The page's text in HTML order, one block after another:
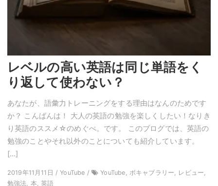
レベルの高い英語は同じ単語をく
り返して使わない？
あなたが、語彙力トレーニングをする理由はなんのためです
か？ こんばんは！ 大人の英語の勉強を楽しくしたい！なりき
り英語のススメ☆のめぐぺ。です。 このブログでは、英語の
勉強のことやそれ以外のことについても紹介しています。
[…]
2019年11月11日 / YouTube /
YouTube, ボキャブラリー, レビュー,
勉強法, 本, 英語